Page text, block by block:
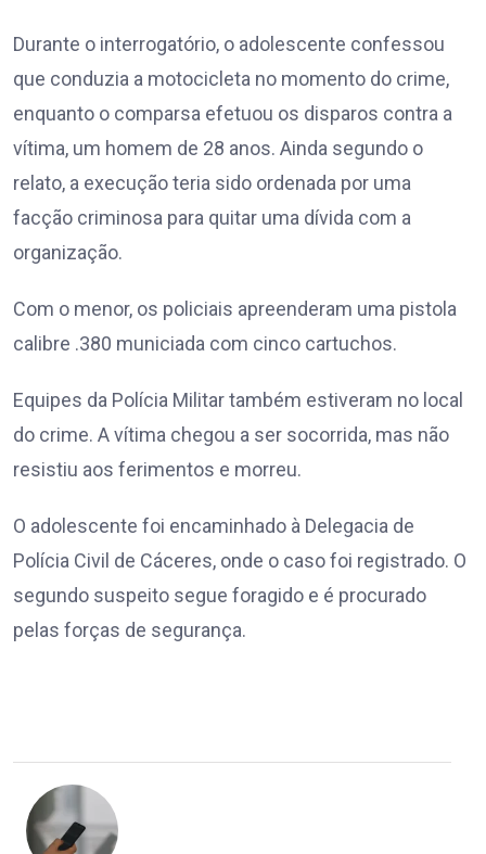
Durante o interrogatório, o adolescente confessou
que conduzia a motocicleta no momento do crime,
enquanto o comparsa efetuou os disparos contra a
vítima, um homem de 28 anos. Ainda segundo o
relato, a execução teria sido ordenada por uma
facção criminosa para quitar uma dívida com a
organização.
Com o menor, os policiais apreenderam uma pistola
calibre .380 municiada com cinco cartuchos.
Equipes da Polícia Militar também estiveram no local
do crime. A vítima chegou a ser socorrida, mas não
resistiu aos ferimentos e morreu.
O adolescente foi encaminhado à Delegacia de
Polícia Civil de Cáceres, onde o caso foi registrado. O
segundo suspeito segue foragido e é procurado
pelas forças de segurança.